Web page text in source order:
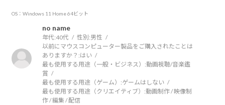
OS：Windows 11 Home 64ビット
no name
年代:40代 性別:男性
以前にマウスコンピューター製品をご購入されたことは
ありますか？:はい
最も使用する用途（一般・ビジネス）:動画視聴/音楽鑑
賞
最も使用する用途（ゲーム）:ゲームはしない
最も使用する用途（クリエイティブ）:動画制作 / 映像制
作 / 編集 / 配信